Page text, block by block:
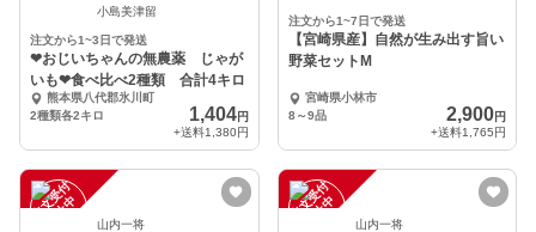
小島美津留
注文から1~3日で発送
❤おじいちゃんの無農薬 じゃが
いも❤食べ比べ2種類 合計4キロ
熊本県八代郡氷川町
2種類各2キロ
1,404円
+送料1,380円
注文から1~7日で発送
【宮崎県産】自然が生み出す旨い
野菜セットM
宮崎県小林市
8～9品
2,900円
+送料1,765円
注
文
受
付
停
止
中 山内一将
注
文
受
付
停
止
中 山内一将